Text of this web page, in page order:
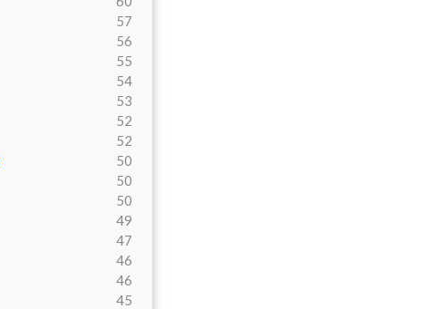
57
56
55
54
53
52
52
50
50
50
49
47
46
46
45